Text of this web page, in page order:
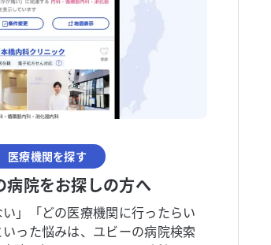
医療機関を探す
病院をお探しの方へ
い」「どの医療機関に行ったらい
った悩みは、ユビーの病院検索